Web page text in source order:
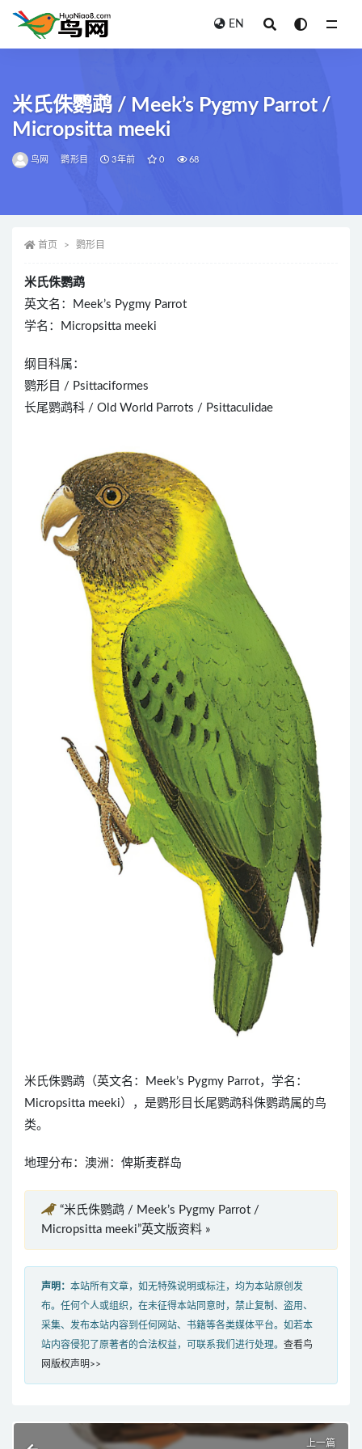
EN
米氏侏鹦鹉 / Meek’s Pygmy Parrot /
Micropsitta meeki
鸟网 鹦形目 3年前 0 68
首页 鹦形目
米氏侏鹦鹉
英文名：Meek’s Pygmy Parrot
学名：Micropsitta meeki
纲目科属：
鹦形目 / Psittaciformes
长尾鹦鹉科 / Old World Parrots / Psittaculidae
米氏侏鹦鹉（英文名：Meek’s Pygmy Parrot，学名：
Micropsitta meeki），是鹦形目长尾鹦鹉科侏鹦鹉属的鸟
类。
地理分布：澳洲：俾斯麦群岛
“米氏侏鹦鹉 / Meek’s Pygmy Parrot /
Micropsitta meeki”英文版资料 »
声明： 本站所有文章，如无特殊说明或标注，均为本站原创发
布。任何个人或组织，在未征得本站同意时，禁止复制、盗用、
采集、发布本站内容到任何网站、书籍等各类媒体平台。如若本
站内容侵犯了原著者的合法权益，可联系我们进行处理。 查看鸟
网版权声明>>
上一篇